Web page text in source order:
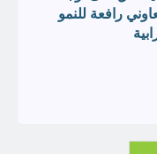
رافعة للنمو